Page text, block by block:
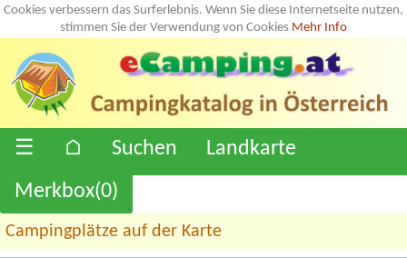
Cookies verbessern das Surferlebnis. Wenn Sie diese Internetseite nutzen,
stimmen Sie der Verwendung von Cookies Mehr Info
☰ ⌂ Suchen
Landkarte
Merkbox(0)
Campingplätze auf der Karte